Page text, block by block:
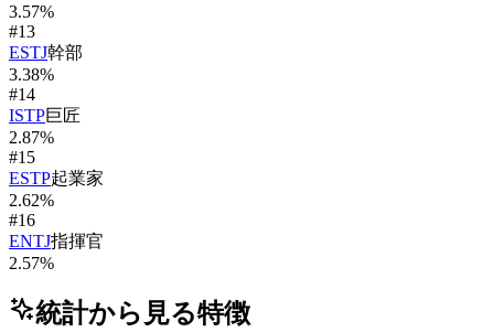
3.57%
#13
ESTJ幹部
3.38%
#14
ISTP巨匠
2.87%
#15
ESTP起業家
2.62%
#16
ENTJ指揮官
2.57%
統計から見る特徴